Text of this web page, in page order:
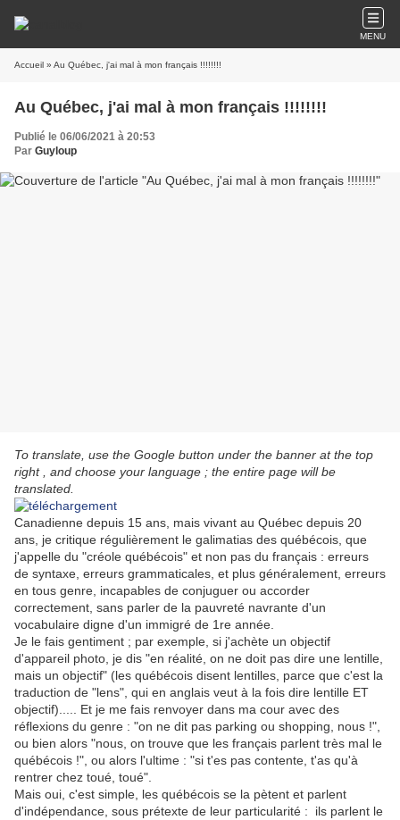
MENU
Accueil » Au Québec, j'ai mal à mon français !!!!!!!!
Au Québec, j'ai mal à mon français !!!!!!!!
Publié le 06/06/2021 à 20:53
Par Guyloup
To translate, use the Google button under the banner at the top
right , and choose your language ; the entire page will be
translated.
Canadienne depuis 15 ans, mais vivant au Québec depuis 20
ans, je critique régulièrement le galimatias des québécois, que
j'appelle du "créole québécois" et non pas du français : erreurs
de syntaxe, erreurs grammaticales, et plus généralement, erreurs
en tous genre, incapables de conjuguer ou accorder
correctement, sans parler de la pauvreté navrante d'un
vocabulaire digne d'un immigré de 1re année.
Je le fais gentiment ; par exemple, si j'achète un objectif
d'appareil photo, je dis "en réalité, on ne doit pas dire une lentille,
mais un objectif" (les québécois disent lentilles, parce que c'est la
traduction de "lens", qui en anglais veut à la fois dire lentille ET
objectif)..... Et je me fais renvoyer dans ma cour avec des
réflexions du genre : "on ne dit pas parking ou shopping, nous !",
ou bien alors "nous, on trouve que les français parlent très mal le
québécois !", ou alors l'ultime : "si t'es pas contente, t'as qu'à
rentrer chez toué, toué".
Mais oui, c'est simple, les québécois se la pètent et parlent
d'indépendance, sous prétexte de leur particularité : ils parlent le